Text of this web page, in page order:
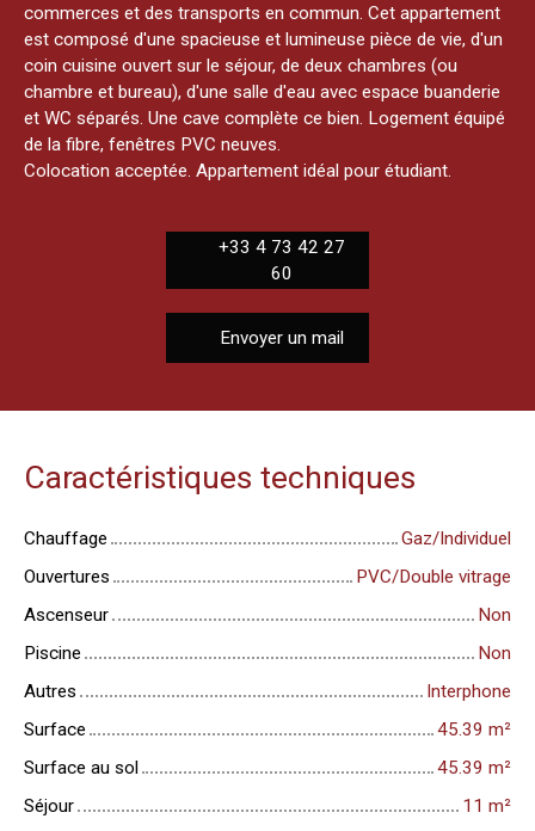
commerces et des transports en commun. Cet appartement
est composé d'une spacieuse et lumineuse pièce de vie, d'un
coin cuisine ouvert sur le séjour, de deux chambres (ou
chambre et bureau), d'une salle d'eau avec espace buanderie
et WC séparés. Une cave complète ce bien. Logement équipé
de la fibre, fenêtres PVC neuves.
Colocation acceptée. Appartement idéal pour étudiant.
+33 4 73 42 27
60
Envoyer un mail
Caractéristiques techniques
Chauffage
Gaz/Individuel
Ouvertures
PVC/Double vitrage
Ascenseur
Non
Piscine
Non
Autres
Interphone
Surface
45.39 m²
Surface au sol
45.39 m²
Séjour
11 m²